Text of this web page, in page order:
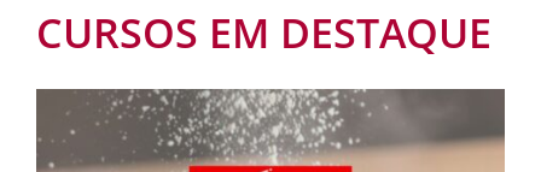
CURSOS EM DESTAQUE